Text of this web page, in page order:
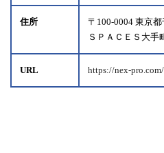
住所
〒100-0004 東京
ＳＰＡＣＥＳ大手町
URL https://nex-pro.com/